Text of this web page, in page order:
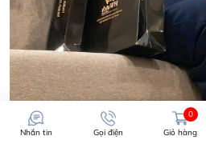
Nhắn tin Gọi điện
0
Giỏ hàng